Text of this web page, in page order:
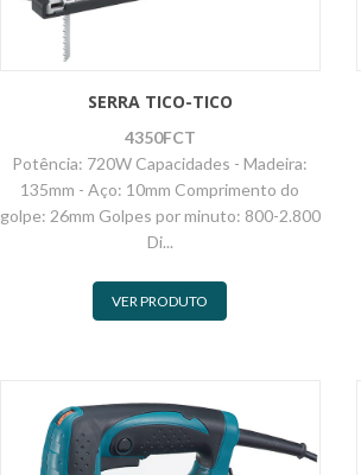
SERRA TICO-TICO
4350FCT
Potência: 720W Capacidades - Madeira:
135mm - Aço: 10mm Comprimento do
golpe: 26mm Golpes por minuto: 800-2.800
Di...
VER PRODUTO